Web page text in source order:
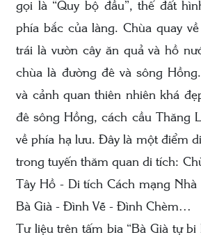
gọi là “Quy bộ đầu”, thế đất
phía bắc của làng. Chùa quay
trái là vườn cây ăn quả và hồ
chùa là đường đê và sông
và cảnh quan thiên nhiên khá
đê sông Hồng, cách cầu Thăng
về phía hạ lưu. Đây là một điểm
trong tuyến thăm quan di tích:
Tây Hồ - Di tích Cách mạng Nhà
Bà Già - Đình Vẽ - Đình Chèm…
Tư liệu trên tấm bia “Bà Già tự bi